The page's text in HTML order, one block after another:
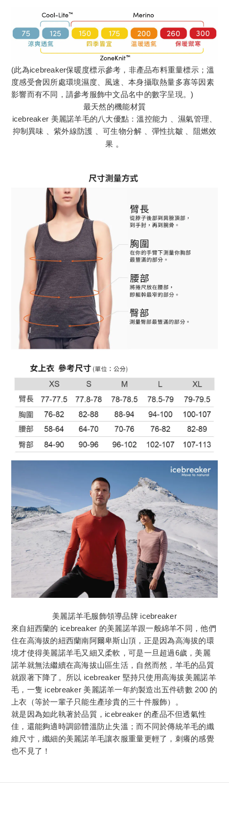
(此為icebreaker保暖度標示參考，非產品布料重量標示；溫
度感受會因所處環境濕度、風速、本身攝取熱量多寡等因素
影響而有不同，請參考服飾中文品名中的數字呈現。)
最天然的機能材質
icebreaker 美麗諾羊毛的八大優點：溫控能力 、濕氣管理、
抑制異味 、紫外線防護 、可生物分解 、彈性抗皺 、阻燃效
果 。
美麗諾羊毛服飾領導品牌 icebreaker
來自紐西蘭的 icebreaker 的美麗諾羊跟一般綿羊不同，他們
住在高海拔的紐西蘭南阿爾卑斯山頂，正是因為高海拔的環
境才使得美麗諾羊毛又細又柔軟，可是一旦超過6歲，美麗
諾羊就無法繼續在高海拔山區生活，自然而然，羊毛的品質
就跟著下降了。所以 icebreaker 堅持只使用高海拔美麗諾羊
毛，一隻 icebreaker 美麗諾羊一年約製造出五件磅數 200 的
上衣（等於一輩子只能生產珍貴的三十件服飾）。
就是因為如此執著於品質，icebreaker 的產品不但透氣性
佳，還能夠適時調節體溫防止失溫；而不同於傳統羊毛的纖
維尺寸，纖細的美麗諾羊毛讓衣服重量更輕了，刺癢的感覺
也不見了！